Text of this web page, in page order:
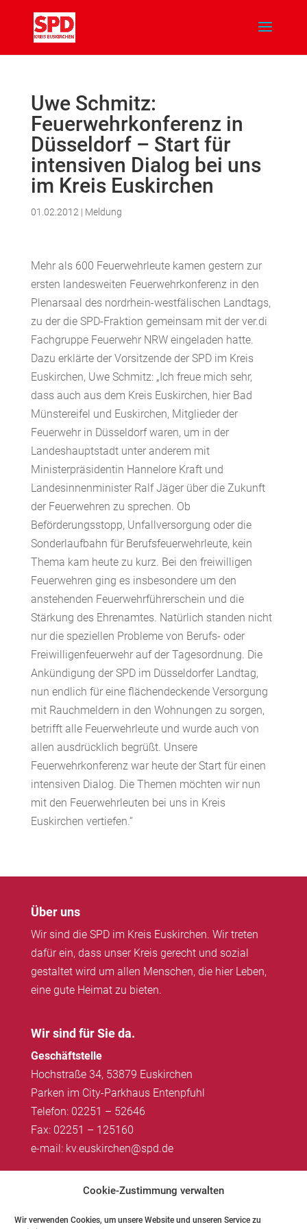
Cookie-Zustimmung verwalten
Wir verwenden Cookies, um unsere Website und unseren Service zu
Uwe Schmitz:
Feuerwehrkonferenz in
Düsseldorf – Start für
intensiven Dialog bei uns
im Kreis Euskirchen
01.02.2012 | Meldung
Mehr als 600 Feuerwehrleute kamen gestern zur
ersten landesweiten Feuerwehrkonferenz in den
Plenarsaal des nordrhein-westfälischen Landtags,
zu der die SPD-Fraktion gemeinsam mit der ver.di
Fachgruppe Feuerwehr NRW eingeladen hatte.
Dazu erklärte der Vorsitzende der SPD im Kreis
Euskirchen, Uwe Schmitz: „Ich freue mich sehr,
dass auch aus dem Kreis Euskirchen, hier Bad
Münstereifel und Euskirchen, Mitglieder der
Feuerwehr in Düsseldorf waren, um in der
Landeshauptstadt unter anderem mit
Ministerpräsidentin Hannelore Kraft und
Landesinnenminister Ralf Jäger über die Zukunft
der Feuerwehren zu sprechen. Ob
Beförderungsstopp, Unfallversorgung oder die
Sonderlaufbahn für Berufsfeuerwehrleute, kein
Thema kam heute zu kurz. Bei den freiwilligen
Feuerwehren ging es insbesondere um den
anstehenden Feuerwehrführerschein und die
Stärkung des Ehrenamtes. Natürlich standen nicht
nur die speziellen Probleme von Berufs- oder
Freiwilligenfeuerwehr auf der Tagesordnung. Die
Ankündigung der SPD im Düsseldorfer Landtag,
nun endlich für eine flächendeckende Versorgung
mit Rauchmeldern in den Wohnungen zu sorgen,
betrifft alle Feuerwehrleute und wurde auch von
allen ausdrücklich begrüßt. Unsere
Feuerwehrkonferenz war heute der Start für einen
intensiven Dialog. Die Themen möchten wir nun
mit den Feuerwehrleuten bei uns in Kreis
Euskirchen vertiefen.“
Über uns
Wir sind die SPD im Kreis Euskirchen. Wir treten
dafür ein, dass unser Kreis gerecht und sozial
gestaltet wird um allen Menschen, die hier Leben,
eine gute Heimat zu bieten.
Wir sind für Sie da.
Geschäftstelle
Hochstraße 34, 53879 Euskirchen
Parken im City-Parkhaus Entenpfuhl
Telefon: 02251 – 52646
Fax: 02251 – 125160
e-mail: kv.euskirchen@spd.de